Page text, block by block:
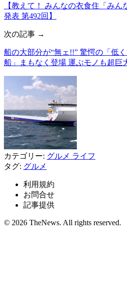
【教えて！ みんなの衣食住「み
発表 第492回】
次の記事 →
船の大部分が“無ェ!!” 驚愕の「低
船」まもなく登場 運ぶモノも超巨
カテゴリー: グルメ ライフ
タグ: グルメ
利用規約
お問合せ
記事提供
© 2026 TheNews. All rights reserved.